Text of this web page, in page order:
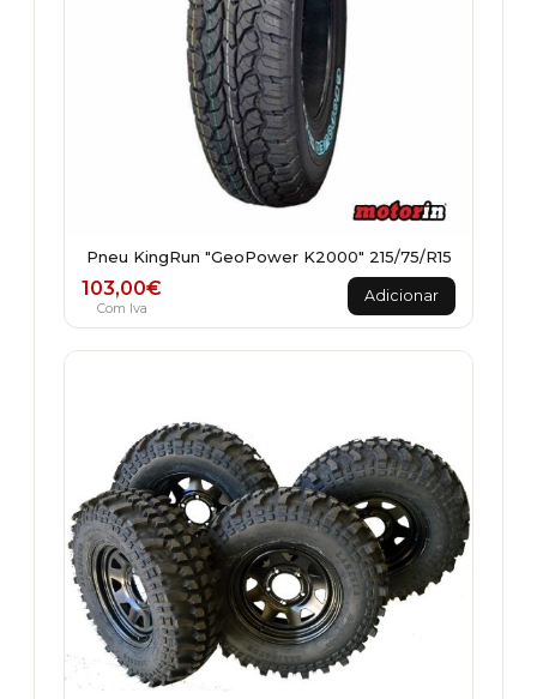
Pneu KingRun "GeoPower K2000" 215/75/R15
103,00€
Com Iva
Adicionar